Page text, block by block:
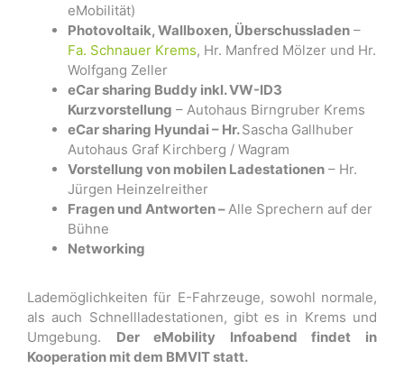
eMobilität)
Photovoltaik, Wallboxen, Überschussladen –
Fa. Schnauer Krems, Hr. Manfred Mölzer und Hr.
Wolfgang Zeller
eCar sharing Buddy inkl. VW-ID3
Kurzvorstellung – Autohaus Birngruber Krems
eCar sharing Hyundai – Hr.Sascha Gallhuber
Autohaus Graf Kirchberg / Wagram
Vorstellung von mobilen Ladestationen – Hr.
Jürgen Heinzelreither
Fragen und Antworten –Alle Sprechern auf der
Bühne
Networking
Lademöglichkeiten für E-Fahrzeuge, sowohl normale,
als auch Schnellladestationen, gibt es in Krems und
Umgebung. Der eMobility Infoabend findet in
Kooperation mit dem BMVIT statt.